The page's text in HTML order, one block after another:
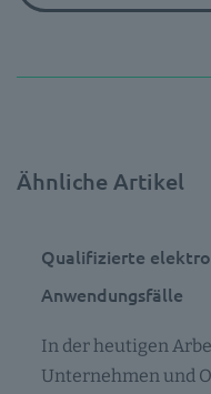
Ähnliche Artikel
Qualifizierte
Anwendungsfälle
In der heutigen
Unternehmen und